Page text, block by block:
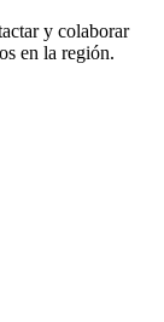
y colaborar
en la región.